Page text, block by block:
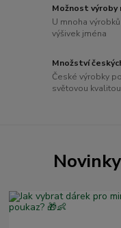
Možnost výroby
U mnoha
výšivek jména
Množství
České výrobky
světovou kvalitou